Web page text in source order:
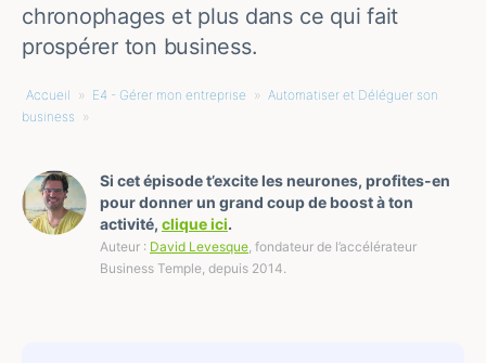
chronophages et plus dans ce qui fait
prospérer ton business.
Accueil » E4 - Gérer mon entreprise » Automatiser et Déléguer son
business »
Si cet épisode t’excite les neurones, profites-en
pour donner un grand coup de boost à ton
activité, clique ici.
Auteur : David Levesque, fondateur de l’accélérateur
Business Temple, depuis 2014.